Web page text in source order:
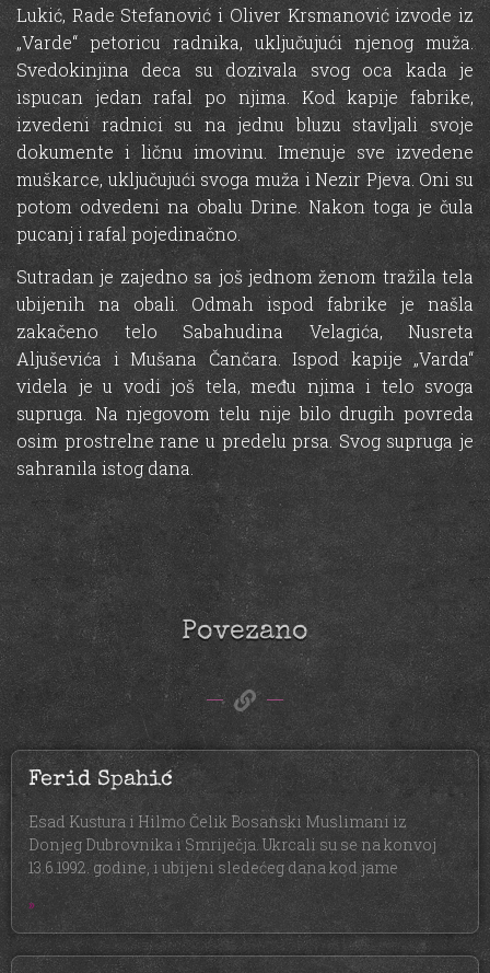
Lukić, Rade Stefanović i Oliver Krsmanović izvode iz
„Varde“ petoricu radnika, uključujući njenog muža.
Svedokinjina deca su dozivala svog oca kada je
ispucan jedan rafal po njima. Kod kapije fabrike,
izvedeni radnici su na jednu bluzu stavljali svoje
dokumente i ličnu imovinu. Imenuje sve izvedene
muškarce, uključujući svoga muža i Nezir Pjeva. Oni su
potom odvedeni na obalu Drine. Nakon toga je čula
pucanj i rafal pojedinačno.
Sutradan je zajedno sa još jednom ženom tražila tela
ubijenih na obali. Odmah ispod fabrike je našla
zakačeno telo Sabahudina Velagića, Nusreta
Aljuševića i Mušana Čančara. Ispod kapije „Varda“
videla je u vodi još tela, među njima i telo svoga
supruga. Na njegovom telu nije bilo drugih povreda
osim prostrelne rane u predelu prsa. Svog supruga je
sahranila istog dana.
Povezano
Ferid Spahić
Esad Kustura i Hilmo Čelik Bosanski Muslimani iz
Donjeg Dubrovnika i Smriječja. Ukrcali su se na konvoj
13.6.1992. godine, i ubijeni sledećeg dana kod jame
»